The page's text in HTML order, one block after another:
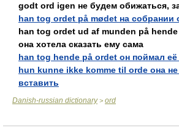
godt ord igen не будем обижаться,
han tog ordet på mødet на собрании
han tog ordet ud af munden på hende
она хотела сказать ему сама
han tog hende på ordet он поймал её
hun kunne ikke komme til orde она
вставить
Danish-russian dictionary> ord